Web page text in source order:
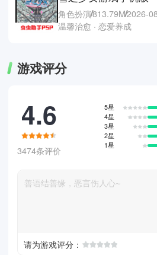
角色扮演813.79M2026-
温馨治愈 · 恋爱养成
游戏评分
4.6
3474条评价
5星
4星
3星
2星
1星
请为游戏评分：